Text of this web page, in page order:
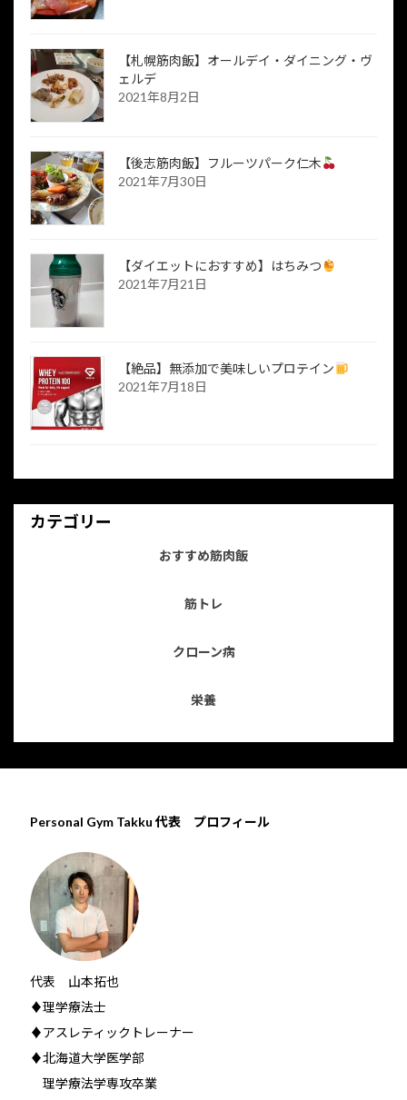
【札幌筋肉飯】オールデイ・ダイニング・ヴ
ェルデ
2021年8月2日
【後志筋肉飯】フルーツパーク仁木
2021年7月30日
【ダイエットにおすすめ】はちみつ
2021年7月21日
【絶品】無添加で美味しいプロテイン
2021年7月18日
カテゴリー
おすすめ筋肉飯
筋トレ
クローン病
栄養
Personal Gym Takku 代表 プロフィール
代表 山本拓也
♦理学療法士
♦アスレティックトレーナー
♦北海道大学医学部
理学療法学専攻卒業